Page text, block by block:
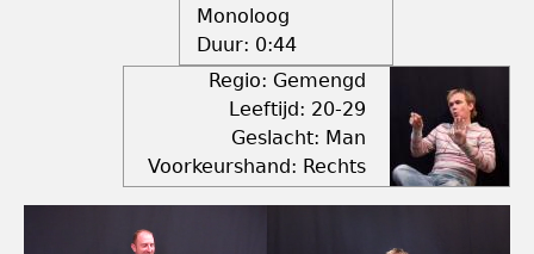
Monoloog
Duur: 0:44
Regio: Gemengd
Leeftijd: 20-29
Geslacht: Man
Voorkeurshand: Rechts